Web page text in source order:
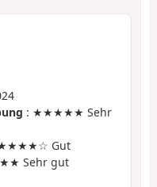
: ★★★★★ Sehr
Gut
Sehr gut